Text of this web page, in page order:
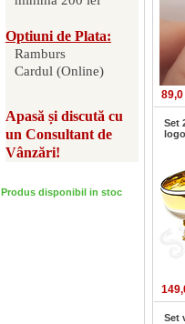
Optiuni de Plata:
Ramburs
Cardul (Online)
Apasă și discută cu
un Consultant de
Vânzări!
Produs disponibil in stoc
Set
Set